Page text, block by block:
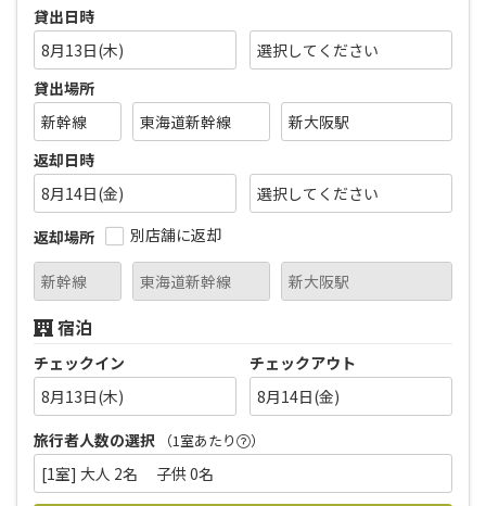
貸出日時
8月13日(木)
貸出場所
返却日時
8月14日(金)
返却場所
別店舗に返却
宿泊
チェックイン
8月13日(木)
チェックアウト
8月14日(金)
旅行者人数の選択
（1室あたり ）
[1室] 大人 2名 子供 0名